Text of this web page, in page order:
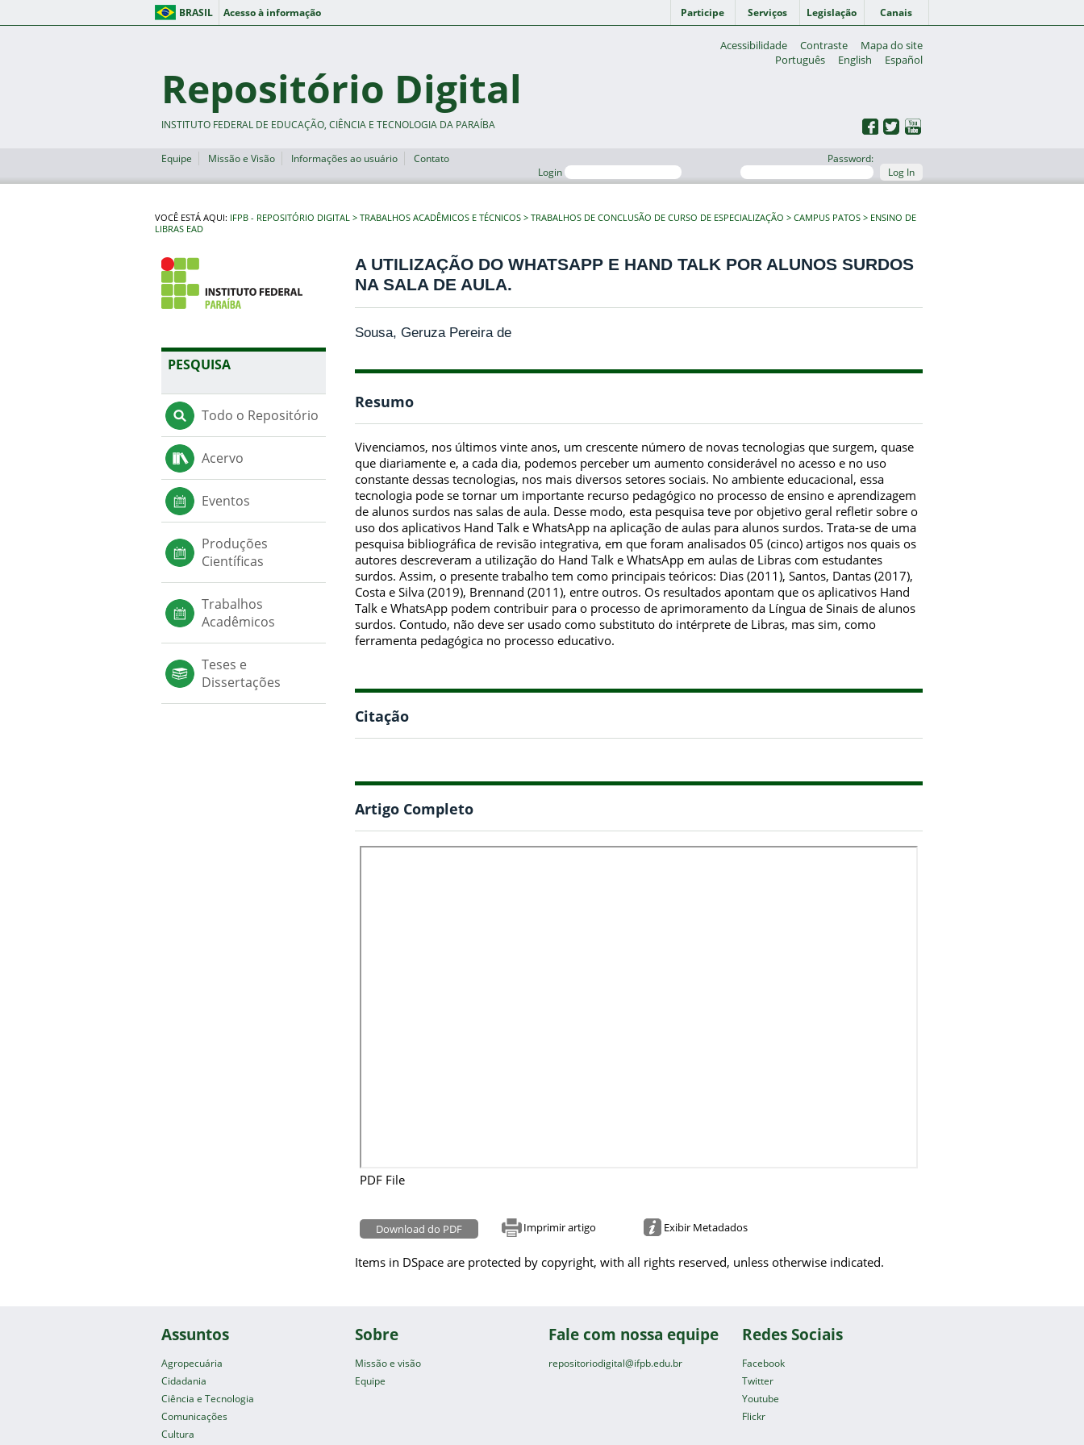
BRASIL Acesso à informação Participe Serviços Legislação Canais
Acessibilidade Contraste
Mapa do site
Português
English Español
Repositório Digital
INSTITUTO FEDERAL DE EDUCAÇÃO, CIÊNCIA E TECNOLOGIA DA PARAÍBA
Equipe Missão e Visão Informações ao usuário
Contato
Login
Password:
Log In
VOCÊ ESTÁ AQUI: IFPB - REPOSITÓRIO DIGITAL TRABALHOS ACADÊMICOS E TÉCNICOS TRABALHOS DE CONCLUSÃO DE CURSO DE ESPECIALIZAÇÃO CAMPUS PATOS
ENSINO DE
LIBRAS EAD
PESQUISA
Todo o Repositório
Acervo
Eventos
Produções
Científicas
Trabalhos
Acadêmicos
Teses e
Dissertações
A UTILIZAÇÃO DO WHATSAPP E HAND TALK POR ALUNOS SURDOS
NA SALA DE AULA.
Sousa, Geruza Pereira de
Resumo
Vivenciamos, nos últimos vinte anos, um crescente número de novas tecnologias que surgem, quase
que diariamente e, a cada dia, podemos perceber um aumento considerável no acesso e no uso
constante dessas tecnologias, nos mais diversos setores sociais. No ambiente educacional, essa
tecnologia pode se tornar um importante recurso pedagógico no processo de ensino e aprendizagem
de alunos surdos nas salas de aula. Desse modo, esta pesquisa teve por objetivo geral refletir sobre o
uso dos aplicativos Hand Talk e WhatsApp na aplicação de aulas para alunos surdos. Trata-se de uma
pesquisa bibliográfica de revisão integrativa, em que foram analisados 05 (cinco) artigos nos quais os
autores descreveram a utilização do Hand Talk e WhatsApp em aulas de Libras com estudantes
surdos. Assim, o presente trabalho tem como principais teóricos: Dias (2011), Santos, Dantas (2017),
Costa e Silva (2019), Brennand (2011), entre outros. Os resultados apontam que os aplicativos Hand
Talk e WhatsApp podem contribuir para o processo de aprimoramento da Língua de Sinais de alunos
surdos. Contudo, não deve ser usado como substituto do intérprete de Libras, mas sim, como
ferramenta pedagógica no processo educativo.
Citação
Artigo Completo
PDF File
Download do PDF Imprimir artigo Exibir Metadados
Items in DSpace are protected by copyright, with all rights reserved, unless otherwise indicated.
Assuntos
Agropecuária
Cidadania
Ciência e Tecnologia
Comunicações
Cultura
Sobre
Missão e visão
Equipe
Fale com nossa equipe
repositoriodigital@ifpb.edu.br
Redes Sociais
Facebook
Twitter
Youtube
Flickr